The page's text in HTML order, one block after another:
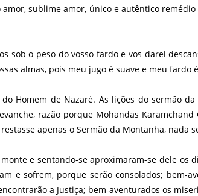
sublime amor, único e autêntico
sob o peso do vosso fardo e vos darei
almas, pois meu jugo é suave e meu fardo é
Homem de Nazaré. As lições do sermão
razão porque Mohandas
apenas o Sermão da Montanha, nada
e sentando-se aproximaram-se dele
e sofrem, porque serão consolados;
a Justiça; bem-aventurados os